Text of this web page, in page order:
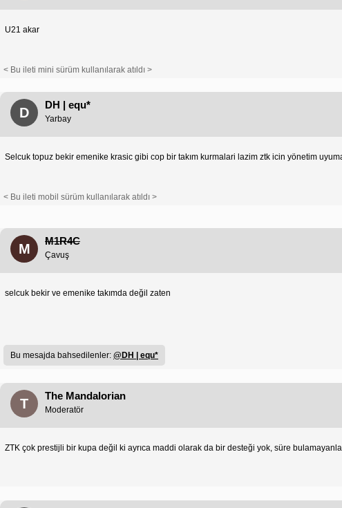
U21 akar
< Bu ileti mini sürüm kullanılarak atıldı >
D
DH | equ*
Yarbay
Selcuk topuz bekir emenike krasic gibi cop bir takım kurmalari lazim ztk icin yönetim
< Bu ileti mobil sürüm kullanılarak atıldı >
M
M1R4C
Çavuş
selcuk bekir ve emenike takımda değil zaten
Bu mesajda bahsedilenler: @DH | equ*
T
The Mandalorian
Moderatör
ZTK çok prestijli bir kupa değil ki ayrıca maddi olarak da bir desteği yok, süre